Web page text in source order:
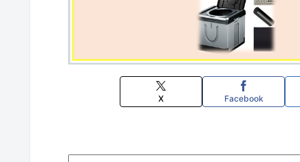
X Facebook